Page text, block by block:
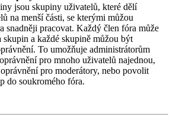
jsou skupiny uživatelů, které dělí
na menší části, se kterými můžou
snadněji pracovat. Každý člen fóra může
a každé skupině můžou být
To umožňuje administrátorům
pro mnoho uživatelů najednou,
pro moderátory, nebo povolit
do soukromého fóra.